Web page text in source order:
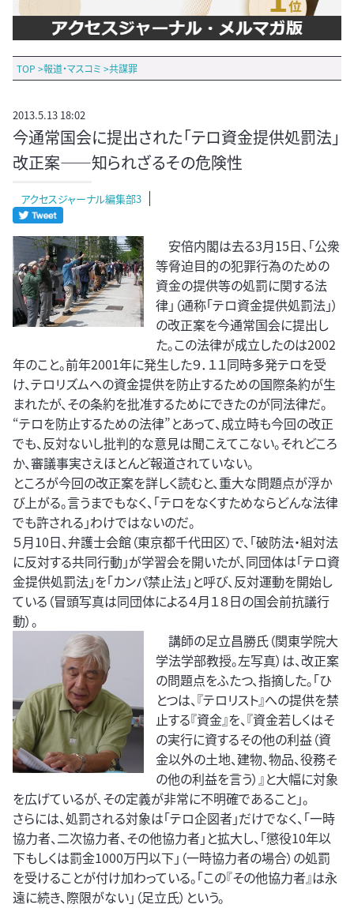
TOP >報道・マスコミ >共謀罪
2013.5.13 18:02
今通常国会に提出された「テロ資金提供処罰法」
改正案――知られざるその危険性
アクセスジャーナル編集部3
安倍内閣は去る3月15日、「公衆
等脅迫目的の犯罪行為のための
資金の提供等の処罰に関する法
律」（通称「テロ資金提供処罰法」）
の改正案を今通常国会に提出し
た。この法律が成立したのは2002
年のこと。前年2001年に発生した９．１１同時多発テロを受
け、テロリズムへの資金提供を防止するための国際条約が生
まれたが、その条約を批准するためにできたのが同法律だ。
“テロを防止するための法律”とあって、成立時も今回の改正
でも、反対ないし批判的な意見は聞こえてこない。それどころ
か、審議事実さえほとんど報道されていない。
ところが今回の改正案を詳しく読むと、重大な問題点が浮か
び上がる。言うまでもなく、「テロをなくすためならどんな法律
でも許される」わけではないのだ。
５月10日、弁護士会館（東京都千代田区）で、「破防法・組対法
に反対する共同行動」が学習会を開いたが、同団体は「テロ資
金提供処罰法」を「カンパ禁止法」と呼び、反対運動を開始し
ている（冒頭写真は同団体による４月１８日の国会前抗議行
動）。
講師の足立昌勝氏（関東学院大
学法学部教授。左写真）は、改正案
の問題点をふたつ、指摘した。「ひ
とつは、『テロリスト』への提供を禁
止する『資金』を、『資金若しくはそ
の実行に資するその他の利益（資
金以外の土地、建物、物品、役務そ
の他の利益を言う）』と大幅に対象
を広げているが、その定義が非常に不明確であること」。
さらには、処罰される対象は「テロ企図者」だけでなく、「一時
協力者、二次協力者、その他協力者」と拡大し、「懲役10年以
下もしくは罰金1000万円以下」（一時協力者の場合）の処罰
を受けることが付け加わっている。「この『その他協力者』は永
遠に続き、際限がない」（足立氏）という。